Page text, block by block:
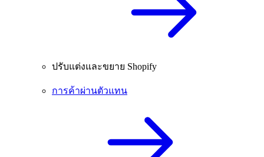
ปรับแต่งและขยาย Shopify
การค้าผ่านตัวแทน